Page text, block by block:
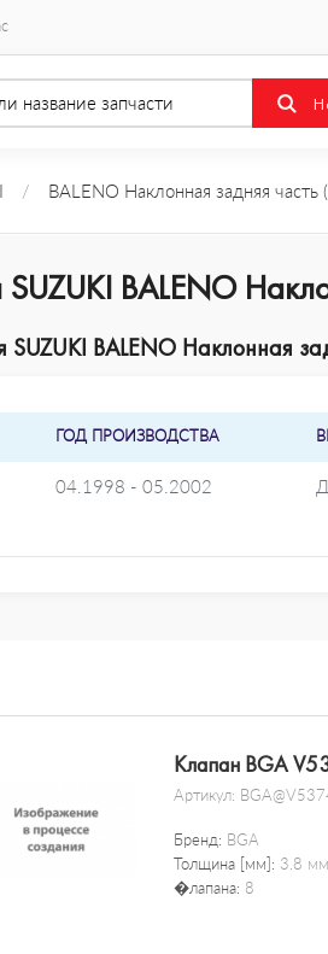
/ BALENO Наклонная задняя часть
BALENO
BALENO Наклонная
ГОД ПРОИЗВОДСТВА
04.1998 - 05.2002
Клапан BGA
Артикул:
Бренд: BGA
Толщина [мм]: 3.8 мм
�лапана: 8